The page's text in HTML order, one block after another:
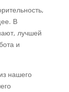
В
лучшей
и
нашего